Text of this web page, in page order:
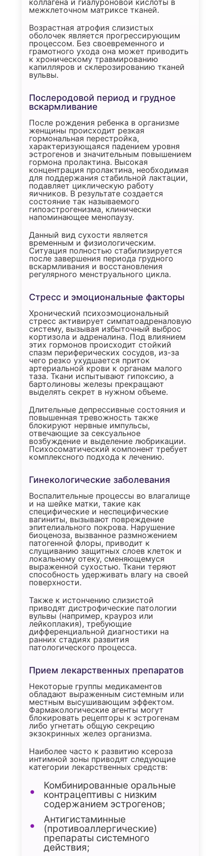
межклеточном матриксе тканей.
Возрастная атрофия слизистых
оболочек является прогрессирующим
процессом. Без своевременного и
грамотного ухода она может приводить
к хроническому травмированию
капилляров и склерозированию тканей
вульвы.
Послеродовой период и грудное
вскармливание
После рождения ребенка в организме
женщины происходит резкая
гормональная перестройка,
характеризующаяся падением уровня
эстрогенов и значительным повышением
гормона пролактина. Высокая
концентрация пролактина, необходимая
для поддержания стабильной лактации,
подавляет циклическую работу
яичников. В результате создается
состояние так называемого
гипоэстрогенизма, клинически
напоминающее менопаузу.
Данный вид сухости является
временным и физиологическим.
Ситуация полностью стабилизируется
после завершения периода грудного
вскармливания и восстановления
регулярного менструального цикла.
Стресс и эмоциональные факторы
Хронический психоэмоциональный
стресс активирует симпатоадреналовую
систему, вызывая избыточный выброс
кортизола и адреналина. Под влиянием
этих гормонов происходит стойкий
спазм периферических сосудов, из-за
чего резко ухудшается приток
артериальной крови к органам малого
таза. Ткани испытывают гипоксию, а
бартолиновы железы прекращают
выделять секрет в нужном объеме.
Длительные депрессивные состояния и
повышенная тревожность также
блокируют нервные импульсы,
отвечающие за сексуальное
возбуждение и выделение любрикации.
Психосоматический компонент требует
комплексного подхода к лечению.
Гинекологические заболевания
Воспалительные процессы во влагалище
и на шейке матки, такие как
специфические и неспецифические
вагиниты, вызывают повреждение
эпителиального покрова. Нарушение
биоценоза, вызванное размножением
патогенной флоры, приводит к
слущиванию защитных слоев клеток и
локальному отеку, сменяющемуся
выраженной сухостью. Ткани теряют
способность удерживать влагу на своей
поверхности.
Также к истончению слизистой
приводят дистрофические патологии
вульвы (например, крауроз или
лейкоплакия), требующие
дифференциальной диагностики на
ранних стадиях развития
патологического процесса.
Прием лекарственных препаратов
Некоторые группы медикаментов
обладают выраженным системным или
местным высушивающим эффектом.
Фармакологические агенты могут
блокировать рецепторы к эстрогенам
либо угнетать общую секрецию
экзокринных желез организма.
Наиболее часто к развитию ксероза
интимной зоны приводят следующие
категории лекарственных средств:
Комбинированные оральные
контрацептивы с низким
содержанием эстрогенов;
Антигистаминные
(противоаллергические)
препараты системного
действия;